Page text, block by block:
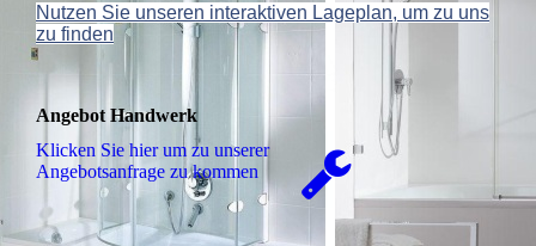
Nutzen Sie unseren interaktiven La­ge­plan, um zu uns
zu finden
Angebot Handwerk
Klicken Sie hier um zu unserer
An­ge­bots­an­fra­ge zu kommen